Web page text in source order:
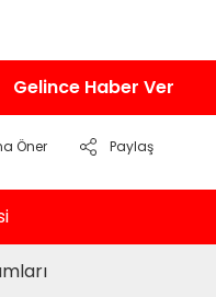
Gelince Haber Ver
Öner Paylaş